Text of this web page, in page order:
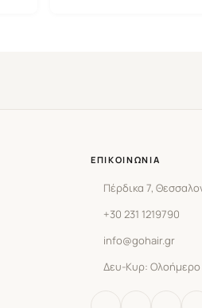
ΕΠΙΚΟΙΝΩΝΊΑ
Πέρδικα 7,
+30 231 1219790
info@gohair.gr
Δευ-Κυρ: Ολοήμερο